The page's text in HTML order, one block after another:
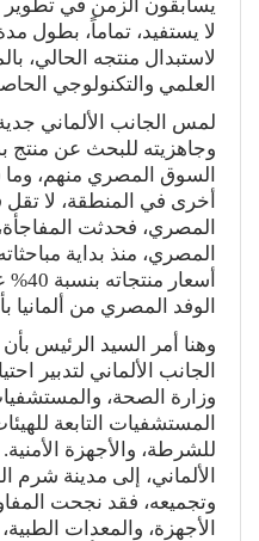
يسابقون الزمن في تطوير
لا يستفيد، تماماً، بطول
لاستبدال منتجه الحالي،
العلمي والتكنولوجي
لمس الجانب الألماني
وجاهزيته للبحث عن منتج
السوق المصري منهم،
أخرى في المنطقة، لا
المصري، فحدثت
المصري، منذ بداية
الوفد المصري من ألمانيا
وهنا أمر السيد الرئيس
الجانب الألماني لتدبير
وزارة الصحة،
المستشفيات التابعة
للشرطة، والأجهزة
الألماني، إلى مدينة شرم
وتجميعه، فقد نجحت
الأجهزة، والمعدات